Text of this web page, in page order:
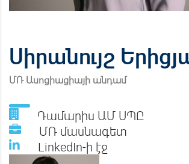
Սիրանույշ
ՄՌ Ասոցիացիայի անդամ
Դամարիս ԱՄ ՍՊԸ
ՄՌ մասնագետ
LinkedIn-ի էջ